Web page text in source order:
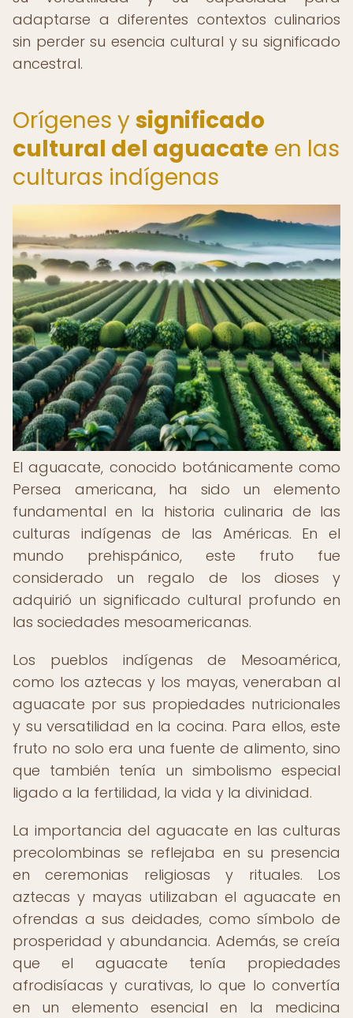
adaptarse a diferentes contextos culinarios
sin perder su esencia cultural y su significado
ancestral.
Orígenes ysignificado
cultural del aguacate en las
culturas indígenas
El aguacate, conocido botánicamente como
Persea americana, ha sido un elemento
fundamental en la historia culinaria de las
culturas indígenas de las Américas. En el
mundo prehispánico, este fruto fue
considerado un regalo de los dioses y
adquirió un significado cultural profundo en
las sociedades mesoamericanas.
Los pueblos indígenas de Mesoamérica,
como los aztecas y los mayas, veneraban al
aguacate por sus propiedades nutricionales
y su versatilidad en la cocina. Para ellos, este
fruto no solo era una fuente de alimento, sino
que también tenía un simbolismo especial
ligado a la fertilidad, la vida y la divinidad.
La importancia del aguacate en las culturas
precolombinas se reflejaba en su presencia
en ceremonias religiosas y rituales. Los
aztecas y mayas utilizaban el aguacate en
ofrendas a sus deidades, como símbolo de
prosperidad y abundancia. Además, se creía
que el aguacate tenía propiedades
afrodisíacas y curativas, lo que lo convertía
en un elemento esencial en la medicina